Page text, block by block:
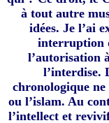
à tout autre
idées. Je l’ai
interruption
l’autorisation
l’interdise.
chronologique
ou l’islam. Au
l’intellect et